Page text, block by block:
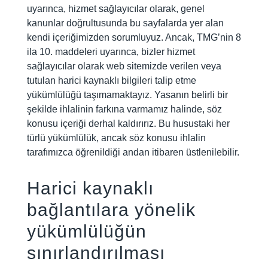
uyarınca, hizmet sağlayıcılar olarak, genel
kanunlar doğrultusunda bu sayfalarda yer alan
kendi içeriğimizden sorumluyuz. Ancak, TMG’nin 8
ila 10. maddeleri uyarınca, bizler hizmet
sağlayıcılar olarak web sitemizde verilen veya
tutulan harici kaynaklı bilgileri talip etme
yükümlülüğü taşımamaktayız. Yasanın belirli bir
şekilde ihlalinin farkına varmamız halinde, söz
konusu içeriği derhal kaldırırız. Bu husustaki her
türlü yükümlülük, ancak söz konusu ihlalin
tarafımızca öğrenildiği andan itibaren üstlenilebilir.
Harici kaynaklı
bağlantılara yönelik
yükümlülüğün
sınırlandırılması